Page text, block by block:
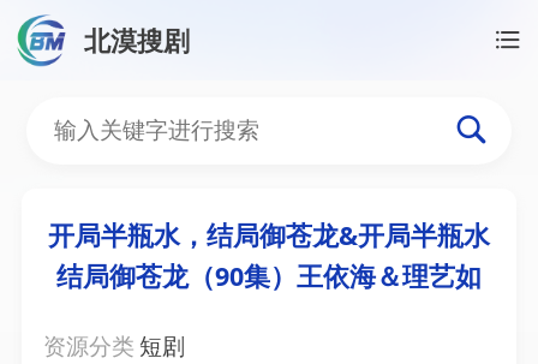
北漠搜剧
开局半瓶水，结局御苍
开局半瓶水，结局御苍龙&开局半瓶水
结局御苍龙（90集）王依海＆理艺如
资源分类 短剧